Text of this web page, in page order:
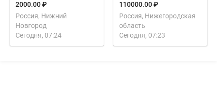
2000.00 ₽
Россия, Нижний
Новгород
Сегодня, 07:24
110000.00 ₽
Россия, Нижегородская
область
Сегодня, 07:23